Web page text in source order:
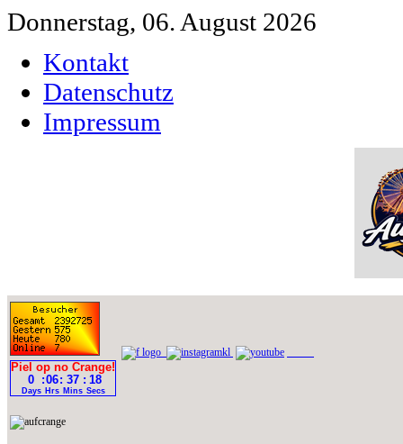
Donnerstag, 06. August 2026
Kontakt
Datenschutz
Impressum